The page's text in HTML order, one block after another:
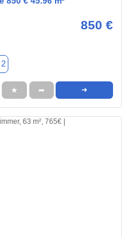
850 €
★ ➦ ➜